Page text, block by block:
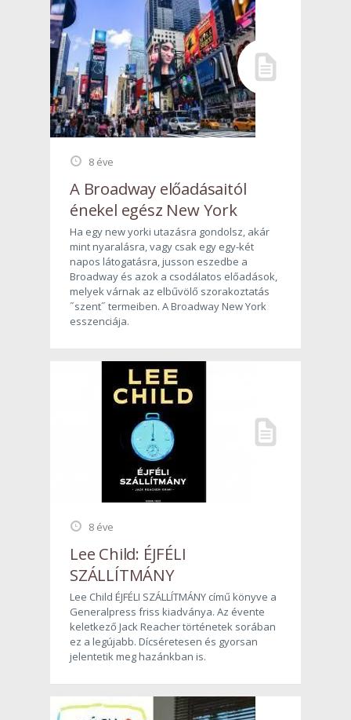
8 éve
A Broadway előadásaitól
énekel egész New York
Ha egy new yorki utazásra gondolsz, akár
mint nyaralásra, vagy csak egy egy-két
napos látogatásra, jusson eszedbe a
Broadway és azok a csodálatos előadások,
melyek várnak az elbűvölő szorakoztatás
˝szent˝ termeiben. A Broadway New York
esszenciája.
8 éve
Lee Child: ÉJFÉLI
SZÁLLÍTMÁNY
Lee Child ÉJFÉLI SZÁLLÍTMÁNY című könyve a
Generalpress friss kiadványa. Az évente
keletkező Jack Reacher történetek sorában
ez a legújabb. Dícséretesen és gyorsan
jelentetik meg hazánkban is.